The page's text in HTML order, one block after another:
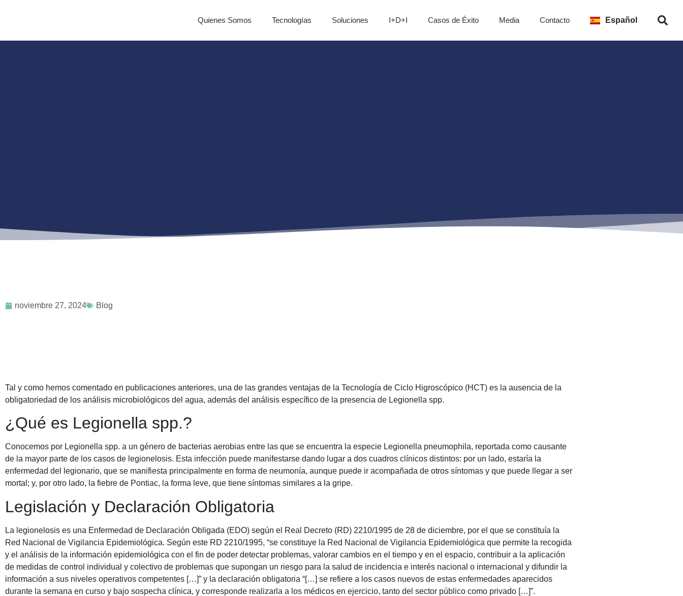
Quienes Somos Tecnologías Soluciones I+D+I Casos de Éxito Media Contacto Español
Français
noviembre 27, 2024 Blog
Tal y como hemos comentado en publicaciones anteriores, una de las grandes ventajas de la Tecnología de Ciclo Higroscópico (HCT) es la ausencia de la
obligatoriedad de los análisis microbiológicos del agua, además del análisis específico de la presencia de Legionella spp.
¿Qué es Legionella spp.?
Conocemos por Legionella spp. a un género de bacterias aerobias entre las que se encuentra la especie Legionella pneumophila, reportada como causante
de la mayor parte de los casos de legionelosis. Esta infección puede manifestarse dando lugar a dos cuadros clínicos distintos: por un lado, estaría la
enfermedad del legionario, que se manifiesta principalmente en forma de neumonía, aunque puede ir acompañada de otros síntomas y que puede llegar a ser
mortal; y, por otro lado, la fiebre de Pontiac, la forma leve, que tiene síntomas similares a la gripe.
Legislación y Declaración Obligatoria
La legionelosis es una Enfermedad de Declaración Obligada (EDO) según el Real Decreto (RD) 2210/1995 de 28 de diciembre, por el que se constituía la
Red Nacional de Vigilancia Epidemiológica. Según este RD 2210/1995, “se constituye la Red Nacional de Vigilancia Epidemiológica que permite la recogida
y el análisis de la información epidemiológica con el fin de poder detectar problemas, valorar cambios en el tiempo y en el espacio, contribuir a la aplicación
de medidas de control individual y colectivo de problemas que supongan un riesgo para la salud de incidencia e interés nacional o internacional y difundir la
información a sus niveles operativos competentes […]” y la declaración obligatoria “[…] se refiere a los casos nuevos de estas enfermedades aparecidos
durante la semana en curso y bajo sospecha clínica, y corresponde realizarla a los médicos en ejercicio, tanto del sector público como privado […]”.